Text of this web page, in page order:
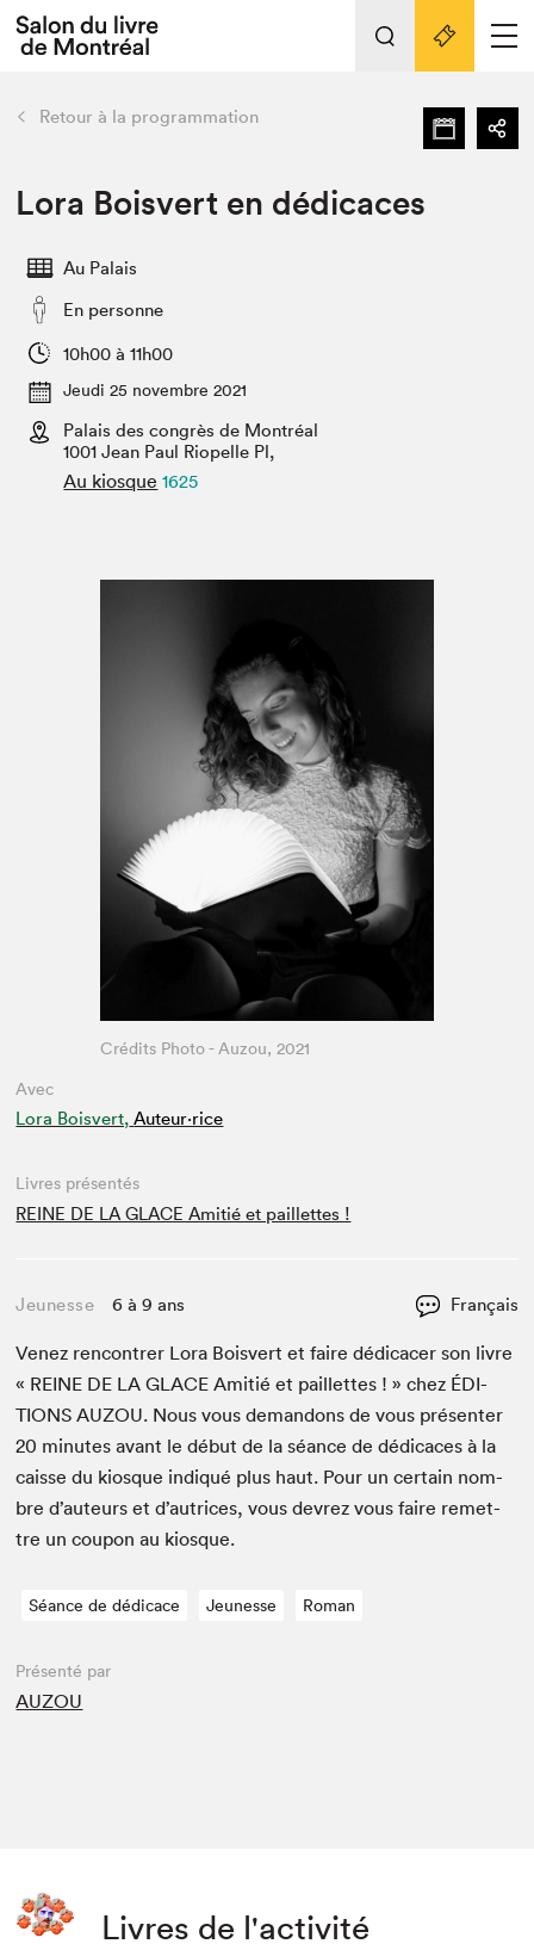
Espace exposant⋅e⋅s
Espace enseignant·e·s
L'événement
Préparer sa visite au Salon
Actualités
SLM PRO
retour Nos activités
Préparer sa visite
Salon au Palais
Projets partenaires
Liens pratiques
Retour à la programmation
Lora Boisvert en dédicaces
Au Palais
En personne
10h00 à 11h00
Jeudi 25 novembre 2021
Palais des congrès de Montréal
1001 Jean Paul Riopelle Pl,
Au kiosque 1625
Avec
Lora Boisvert, Auteur·rice
Crédits Photo - Auzou, 2021
Livres présentés
REINE DE LA GLACE Amitié et paillettes !
Jeunesse 6 à 9 ans Français
Venez ren­con­tr­er Lora Boisvert et faire dédi­cac­er son livre
« REINE DE LA GLACE Ami­tié et pail­lettes ! » chez ÉDI­
TIONS AUZOU. Nous vous deman­dons de vous présen­ter
20 min­utes avant le début de la séance de dédi­caces à la
caisse du kiosque indiqué plus haut. Pour un cer­tain nom­
bre d’auteurs et d’autrices, vous devrez vous faire remet­
tre un coupon au kiosque.
Séance de dédicace Jeunesse Roman
Présenté par
AUZOU
Livres de l'activité